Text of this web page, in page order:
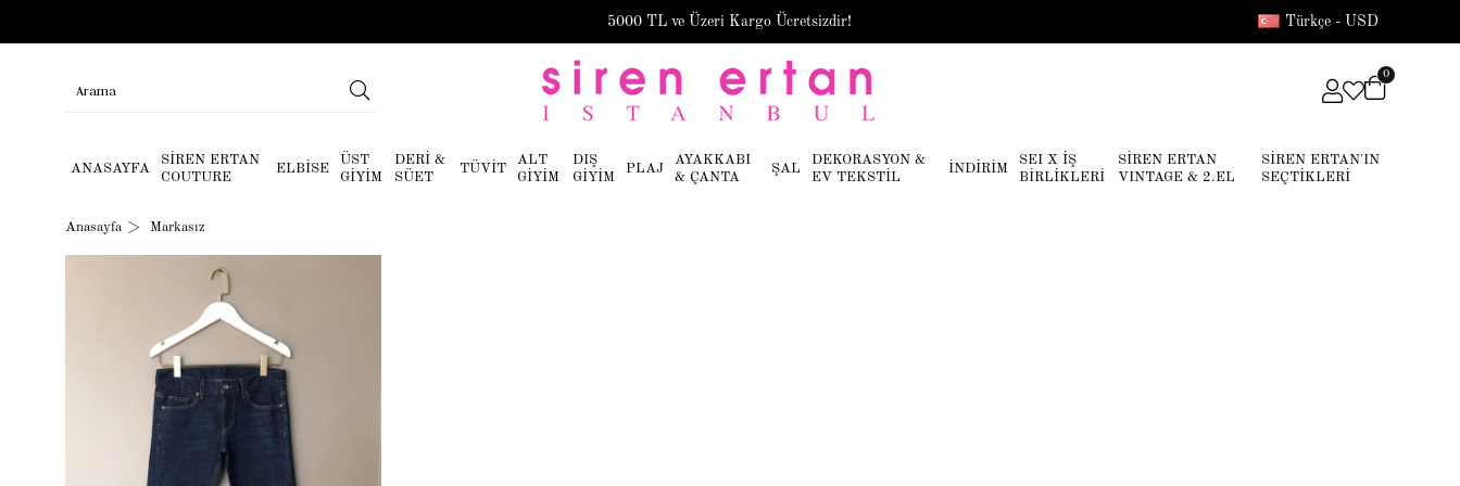
5000 TL ve Üzeri Kargo Ücretsizdir! Türkçe - USD
0
ANASAYFA
SİREN ERTAN
COUTURE
ELBİSE
ÜST
GİYİM
DERİ &
SÜET
TÜVİT
ALT
GİYİM
DIŞ
GİYİM
PLAJ
AYAKKABI
& ÇANTA
ŞAL
DEKORASYON &
EV TEKSTİL
İNDİRİM
SEI X İŞ
BİRLİKLERİ
SİREN ERTAN
VINTAGE & 2.EL
SİREN ERTAN'IN
SEÇTİKLERİ
Anasayfa Markasız